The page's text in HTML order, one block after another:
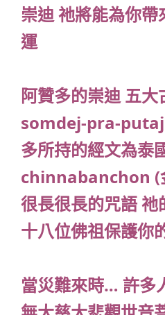
崇迪 祂將能為你帶
運
阿贊多的崇迪 五大
somdej-pra-
多所持的經文為泰
chinnabanchon (
很長很長的咒語 祂
十八位佛祖保護你
當災難來時… 許多